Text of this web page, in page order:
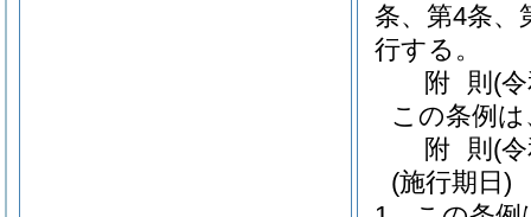
条、第4条、
行する。
附 則 (
この条例
附 則 (
(施行期日)